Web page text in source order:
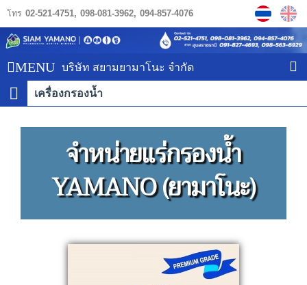
โทร 02-521-4751 098-081-3962 094-857-4076
MENU บริษัท สยามยามาโนะ จำกัด
เครื่องกรองน้ำ
จำหน่ายแร่กรองน้ำ
YAMANO (ยามาโนะ)